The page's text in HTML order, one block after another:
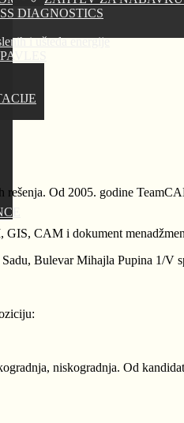
DIAGNOSTICS
i ušteda energije
Od 2005. godine
CAM i dokument
Bulevar Mihajla Pupina 1/
niskogradnja. Od